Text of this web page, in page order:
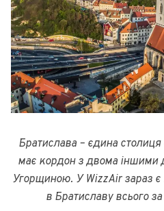
Братислава – єдина столиця
має кордон з двома іншими
Угорщиною. У WizzAir зараз є
в Братиславу всього